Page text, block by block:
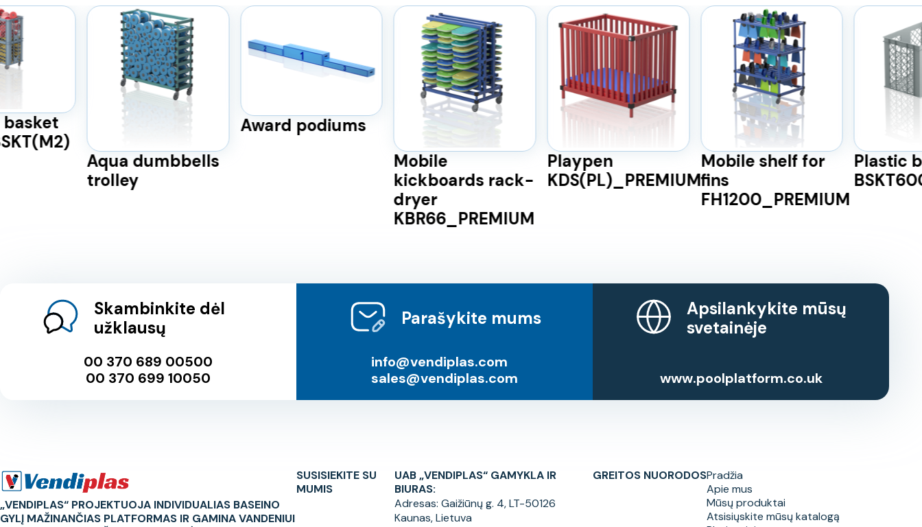
Aqua dumbbells
trolley
Award podiums
Mobile
kickboards rack-
dryer
KBR66_PREMIUM
Playpen
KDS(PL)_PREMIUM
Mobile shelf for
fins
FH1200_PREMIUM
Plastic
Skambinkite dėl
užklausų
00 370 689 00500
00 370 699 10050
Parašykite mums
info@vendiplas.com
sales@vendiplas.com
Apsilankykite mūsų
svetainėje
www.poolplatform.co.uk
„VENDIPLAS“ PROJEKTUOJA INDIVIDUALIAS BASEINO
GYLĮ MAŽINANČIAS PLATFORMAS IR GAMINA VANDENIUI
SUSISIEKITE SU
MUMIS
UAB „VENDIPLAS“ GAMYKLA IR
BIURAS:
Adresas: Gaižiūnų g. 4, LT-50126
Kaunas, Lietuva
GREITOS NUORODOSPradžia
Apie mus
Mūsų produktai
Atsisiųskite mūsų katalogą